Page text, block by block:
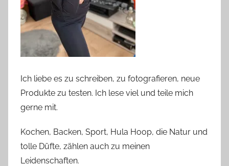
Ich liebe es zu schreiben, zu fotografieren, neue
Produkte zu testen. Ich lese viel und teile mich
gerne mit.
Kochen, Backen, Sport, Hula Hoop, die Natur und
tolle Düfte, zählen auch zu meinen
Leidenschaften.